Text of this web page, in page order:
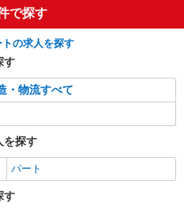
魚パック詰め・加工スタッフ
ト＞ 時給1180円〜※大学生OK、高
可（無料駐車場あり）
で探す
の求人を探す
す
・物流すべて
を探す
パート
す